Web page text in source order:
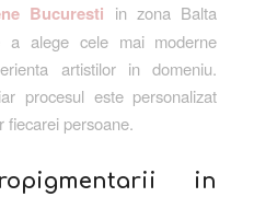
Bucuresti in zona Balta
a alege cele mai moderne
artistilor in domeniu.
procesul este personalizat
fiecarei persoane.
in